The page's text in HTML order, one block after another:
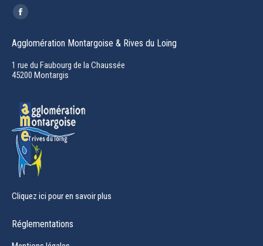
Trouvez nous sur :
Facebook
opens
in
new
Agglomération Montargoise & Rives du Loing
1 rue du Faubourg de la Chaussée
45200 Montargis
Cliquez ici pour en savoir plus
Réglementations